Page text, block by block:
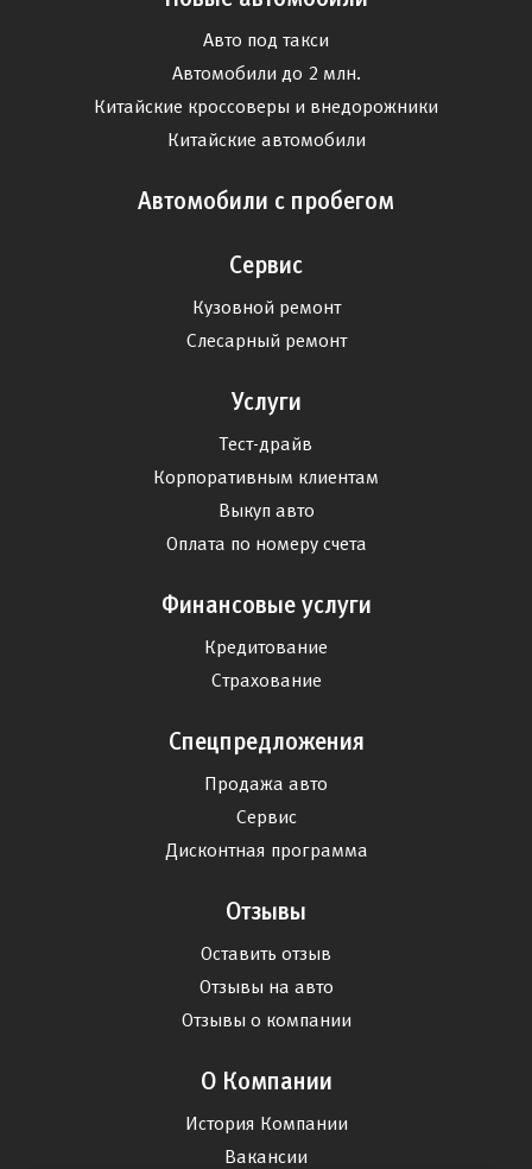
Авто под такси
Автомобили до 2 млн.
Китайские кроссоверы и внедорожники
Китайские автомобили
Автомобили с пробегом
Сервис
Кузовной ремонт
Слесарный ремонт
Услуги
Тест-драйв
Корпоративным клиентам
Выкуп авто
Оплата по номеру счета
Финансовые услуги
Кредитование
Страхование
Спецпредложения
Продажа авто
Сервис
Дисконтная программа
Отзывы
Оставить отзыв
Отзывы на авто
Отзывы о компании
О Компании
История Компании
Вакансии